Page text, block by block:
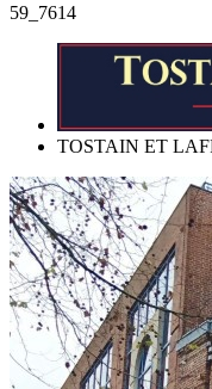
59_7614
TOSTAIN ET